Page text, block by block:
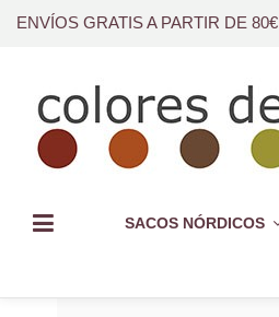
ENVÍOS GRATIS A PARTIR DE 80€
SACOS NÓRDICOS